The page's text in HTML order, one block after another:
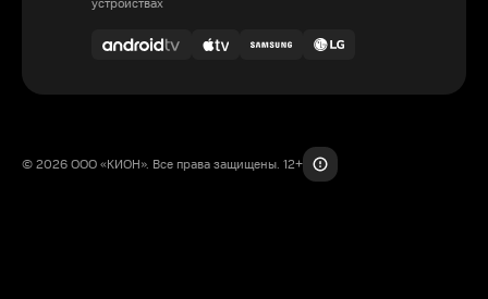
устройствах
© 2026 ООО «КИОН». Все права защищены. 12+